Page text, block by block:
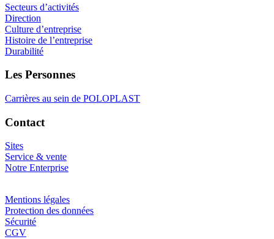
Secteurs d’activités
Direction
Culture d’entreprise
Histoire de l’entreprise
Durabilité
Les Personnes
Carrières au sein de POLOPLAST
Contact
Sites
Service & vente
Notre Enterprise
Mentions légales
Protection des données
Sécurité
CGV